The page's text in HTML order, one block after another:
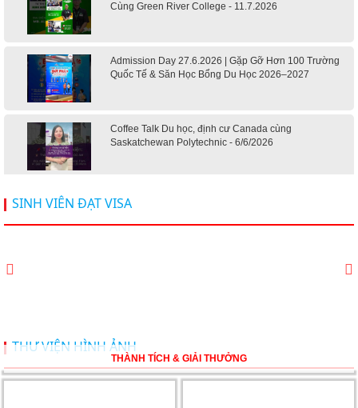
Cùng Green River College - 11.7.2026
Admission Day 27.6.2026 | Gặp Gỡ Hơn 100 Trường
Quốc Tế & Săn Học Bổng Du Học 2026–2027
Coffee Talk Du học, định cư Canada cùng
Saskatchewan Polytechnic - 6/6/2026
Hội thảo du học Mỹ 18.4.2026 - Đại học Mỹ học phí
dưới 20k/ năm
bạn khám phá
SINH VIÊN ĐẠT VISA
THƯ VIỆN HÌNH ẢNH
THÀNH TÍCH & GIẢI THƯỞNG